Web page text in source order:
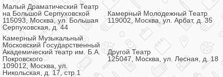
Малый Драматический Театр
на Большой Серпуховской
115093, Москва, ул. Большая
Серпуховская, д. 44
Камерный Молодежный Театр
119002, Москва, ул. Арбат, д. 35
Камерный Музыкальный
Московский Государственный
Академический театр им. Б.А.
Покровского
109012, Москва, ул.
Никольская, д. 17, стр.1
Другой Театр
125047, Москва, ул. Лесная, д. 18